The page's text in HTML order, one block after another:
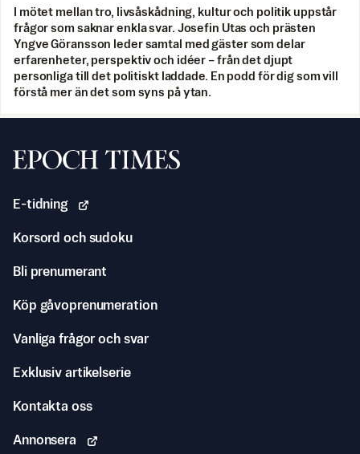
I mötet mellan tro, livsåskådning, kultur och politik uppstår
frågor som saknar enkla svar. Josefin Utas och prästen
Yngve Göransson leder samtal med gäster som delar
erfarenheter, perspektiv och idéer – från det djupt
personliga till det politiskt laddade. En podd för dig som vill
förstå mer än det som syns på ytan.
Svenska Epoch Times
E-tidning
Korsord och sudoku
Bli prenumerant
Köp gåvoprenumeration
Vanliga frågor och svar
Exklusiv artikelserie
Kontakta oss
Annonsera